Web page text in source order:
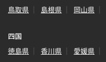
鳥取県
島根県 岡山県
四国
徳島県
香川県 愛媛県